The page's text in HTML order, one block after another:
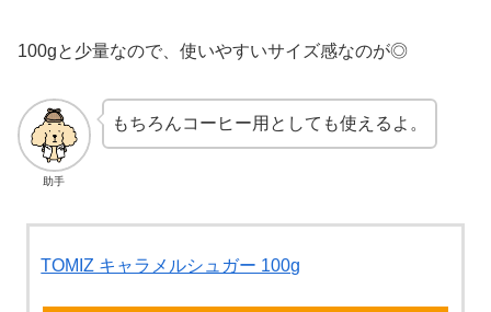
100gと少量なので、使いやすいサイズ感なのが◎
助手
もちろんコーヒー用としても使えるよ。
TOMIZ キャラメルシュガー 100g